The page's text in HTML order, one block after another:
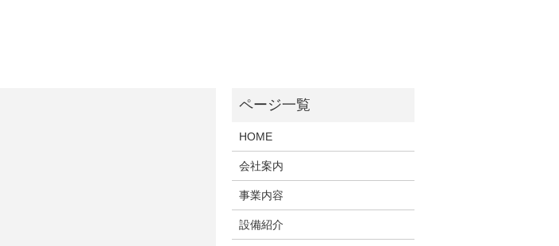
HOME
会社案内
事業内容
設備紹介